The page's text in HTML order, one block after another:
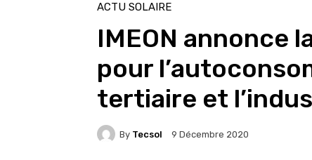
ACTU SOLAIRE
IMEON annonce
pour
tertiaire et
By Tecsol 9 Décembre 2020